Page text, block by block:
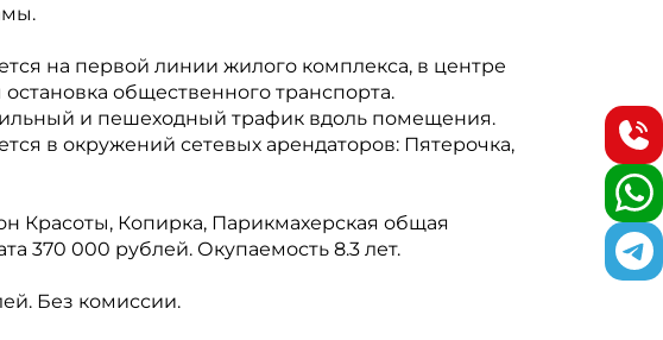
на первой линии жилого комплекса, в центре
общественного транспорта.
и пешеходный трафик вдоль помещения.
в окружений сетевых арендаторов: Пятерочка,
Красоты, Копирка, Парикмахерская общая
370 000 рублей. Окупаемость 8.3 лет.
Без комиссии.